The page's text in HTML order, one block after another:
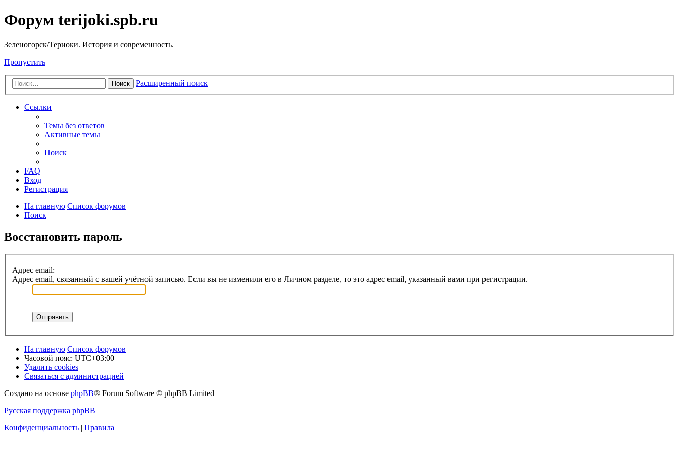
Форум terijoki.spb.ru
Зеленогорск/Териоки. История и современность.
Пропустить
Поиск Расширенный поиск
Ссылки
Темы без ответов
Активные темы
Поиск
FAQ
Вход
Регистрация
На главную Список форумов
Поиск
Восстановить пароль
Адрес email:
Адрес email, связанный с вашей учётной записью. Если вы не изменили его в Личном разделе, то это адрес email, указанный вами при регистрации.
На главную Список форумов
Часовой пояс: UTC+03:00
Удалить cookies
Связаться с администрацией
Создано на основе phpBB® Forum Software © phpBB Limited
Русская поддержка phpBB
Конфиденциальность | Правила